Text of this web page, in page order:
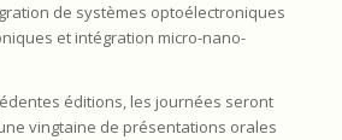
de systèmes optoélectroniques
et intégration micro-nano-
éditions, les journées seront
vingtaine de présentations orales